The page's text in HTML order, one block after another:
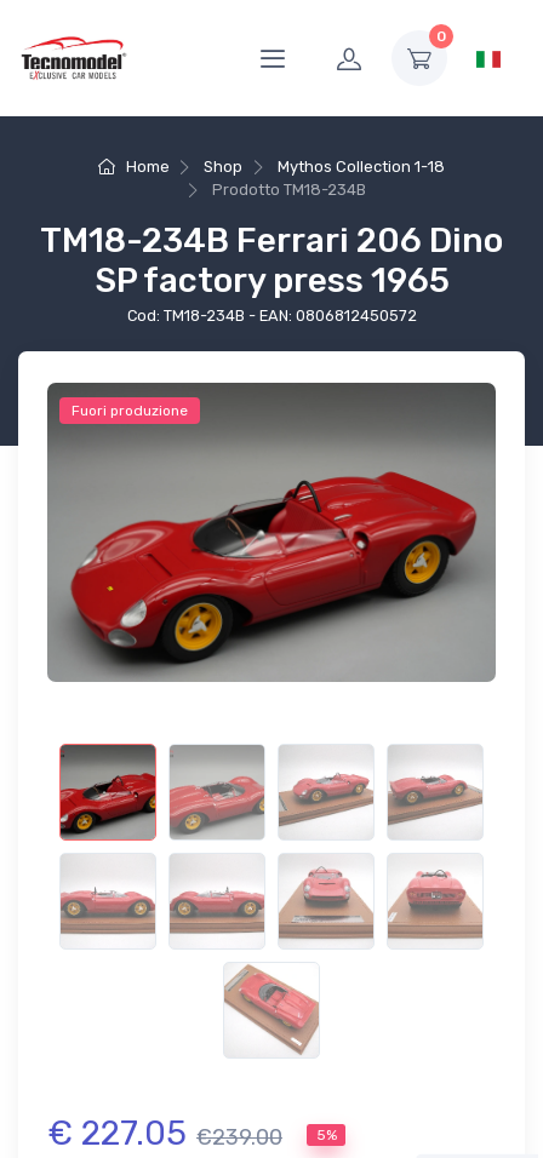
0
Home Shop
Mythos Collection 1-18
Prodotto TM18-234B
TM18-234B Ferrari 206 Dino
SP factory press 1965
Cod: TM18-234B - EAN: 0806812450572
Fuori produzione
€ 227.05 €239.00 5%